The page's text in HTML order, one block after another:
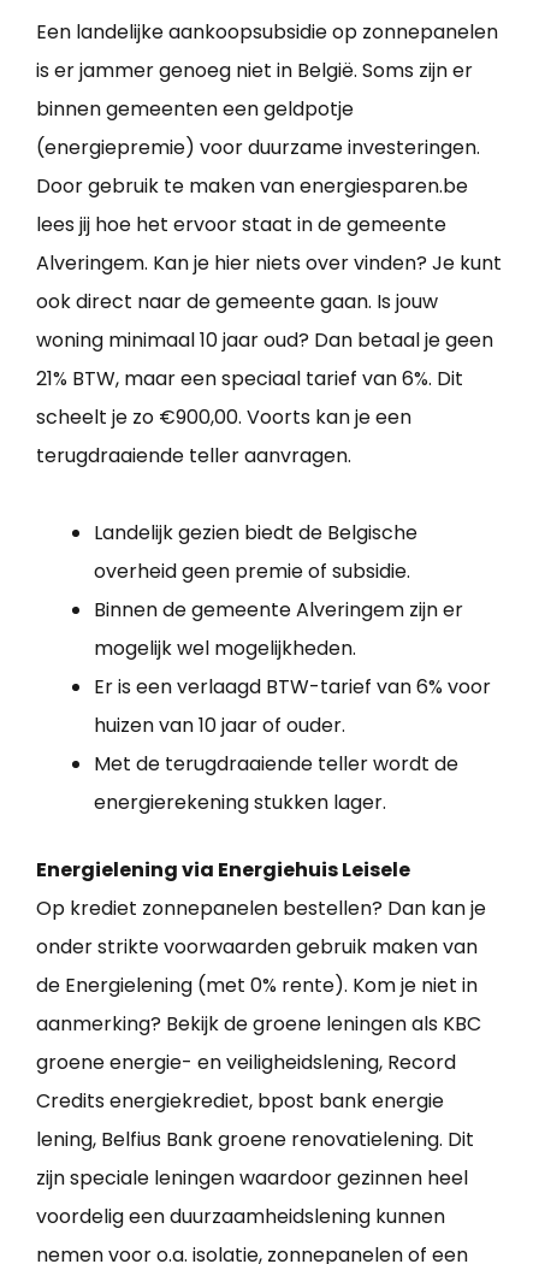
Een landelijke aankoopsubsidie op zonnepanelen
is er jammer genoeg niet in België. Soms zijn er
binnen gemeenten een geldpotje
(energiepremie) voor duurzame investeringen.
Door gebruik te maken van energiesparen.be
lees jij hoe het ervoor staat in de gemeente
Alveringem. Kan je hier niets over vinden? Je kunt
ook direct naar de gemeente gaan. Is jouw
woning minimaal 10 jaar oud? Dan betaal je geen
21% BTW, maar een speciaal tarief van 6%. Dit
scheelt je zo €900,00. Voorts kan je een
terugdraaiende teller aanvragen.
Landelijk gezien biedt de Belgische
overheid geen premie of subsidie.
Binnen de gemeente Alveringem zijn er
mogelijk wel mogelijkheden.
Er is een verlaagd BTW-tarief van 6% voor
huizen van 10 jaar of ouder.
Met de terugdraaiende teller wordt de
energierekening stukken lager.
Energielening via Energiehuis Leisele
Op krediet zonnepanelen bestellen? Dan kan je
onder strikte voorwaarden gebruik maken van
de Energielening (met 0% rente). Kom je niet in
aanmerking? Bekijk de groene leningen als KBC
groene energie- en veiligheidslening, Record
Credits energiekrediet, bpost bank energie
lening, Belfius Bank groene renovatielening. Dit
zijn speciale leningen waardoor gezinnen heel
voordelig een duurzaamheidslening kunnen
nemen voor o.a. isolatie, zonnepanelen of een